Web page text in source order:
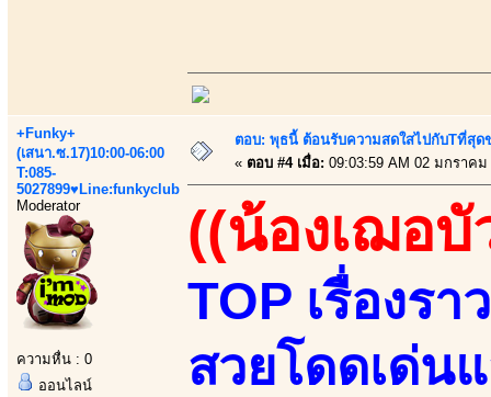
+Funky+
(เสนา.ซ.17)10:00-06:00
T:085-
5027899♥Line:funkyclub
Moderator
ความหื่น : 0
ออนไลน์
ตอบ: พุธนี้ ต้อนรับความสดใสไปกับTที่สุด
« ตอบ #4 เมื่อ: 09:03:59 AM 02 มกราคม
((น้องเฌอบั
TOP เรื่องร
สวยโดดเด่น